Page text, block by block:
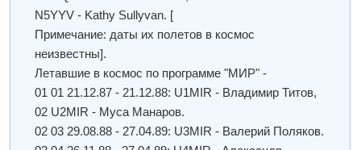
N5YYV - Kathy Sullyvan. [
Примечание: даты их полетов в космос
неизвестны].
Летавшие в космос по программе "МИР" -
01 01 21.12.87 - 21.12.88: U1MIR - Владимир Титов,
02 U2MIR - Муса Манаров.
02 03 29.08.88 - 27.04.89: U3MIR - Валерий Поляков.